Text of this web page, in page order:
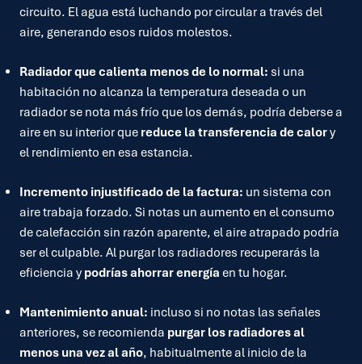
circuito. El agua está luchando por circular a través del
aire, generando esos ruidos molestos.
Radiador que calienta menos de lo normal: si una
habitación no alcanza la temperatura deseada o un
radiador se nota más frío que los demás, podría deberse a
aire en su interior que reduce la transferencia de calory
el rendimiento en esa estancia.
Incremento injustificado de la factura: un sistema con
aire trabaja forzado. Si notas un aumento en el consumo
de calefacción sin razón aparente, el aire atrapado podría
ser el culpable. Al purgar los radiadores recuperarás la
eficiencia y podrías ahorrar energía en tu hogar.
Mantenimiento anual: incluso si no notas las señales
anteriores, se recomienda purgar los radiadores al
menos una vez al año, habitualmente al inicio de la